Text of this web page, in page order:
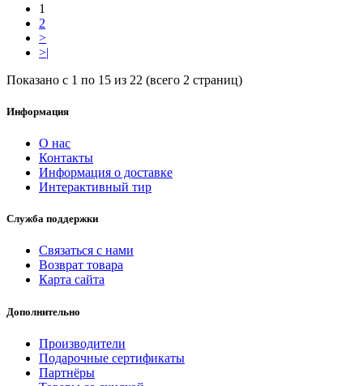
1
2
>
>|
Показано с 1 по 15 из 22 (всего 2 страниц)
Информация
О нас
Контакты
Информация о доставке
Интерактивный тир
Служба поддержки
Связаться с нами
Возврат товара
Карта сайта
Дополнительно
Производители
Подарочные сертификаты
Партнёры